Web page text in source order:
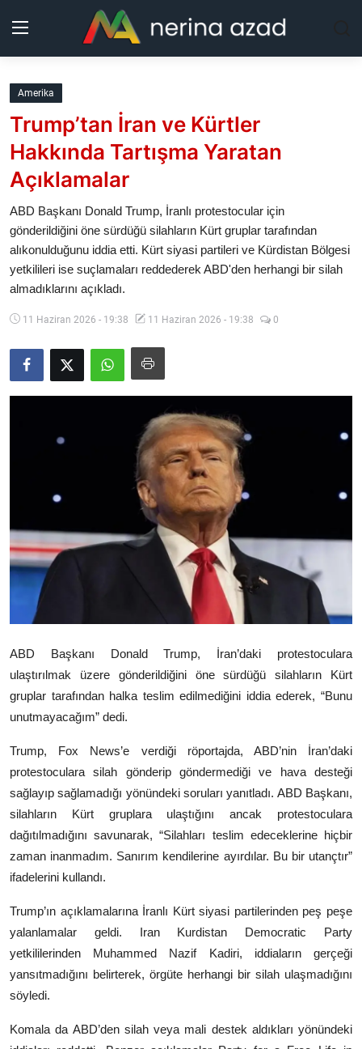
Kurdistan
Bölgeler
Yaşam
Güncel
Analiz
Makaleler
Video
Türkçe Kurdi
Amerika
Trump’tan İran ve Kürtler
Hakkında Tartışma Yaratan
Açıklamalar
ABD Başkanı Donald Trump, İranlı protestocular için
gönderildiğini öne sürdüğü silahların Kürt gruplar tarafından
alıkonulduğunu iddia etti. Kürt siyasi partileri ve Kürdistan Bölgesi
yetkilileri ise suçlamaları reddederek ABD'den herhangi bir silah
almadıklarını açıkladı.
11 Haziran 2026 - 19:38 11 Haziran 2026 - 19:38 0
ABD Başkanı Donald Trump, İran’daki protestoculara
ulaştırılmak üzere gönderildiğini öne sürdüğü silahların Kürt
gruplar tarafından halka teslim edilmediğini iddia ederek, “Bunu
unutmayacağım” dedi.
Trump, Fox News’e verdiği röportajda, ABD’nin İran’daki
protestoculara silah gönderip göndermediği ve hava desteği
sağlayıp sağlamadığı yönündeki soruları yanıtladı. ABD Başkanı,
silahların Kürt gruplara ulaştığını ancak protestoculara
dağıtılmadığını savunarak, “Silahları teslim edeceklerine hiçbir
zaman inanmadım. Sanırım kendilerine ayırdılar. Bu bir utançtır”
ifadelerini kullandı.
Trump’ın açıklamalarına İranlı Kürt siyasi partilerinden peş peşe
yalanlamalar geldi. Iran Kurdistan Democratic Party
yetkililerinden Muhammed Nazif Kadiri, iddiaların gerçeği
yansıtmadığını belirterek, örgüte herhangi bir silah ulaşmadığını
söyledi.
Komala da ABD’den silah veya mali destek aldıkları yönündeki